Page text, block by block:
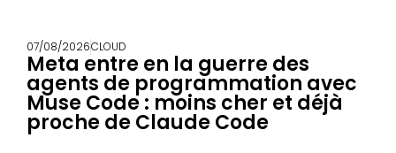
07/08/2026CLOUD
Meta entre en la guerre des
agents de programmation avec
Muse Code : moins cher et déjà
proche de Claude Code